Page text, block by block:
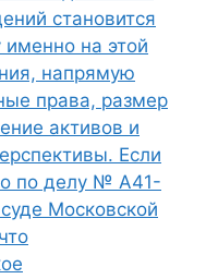
становится
на этой
напрямую
права, размер
активов и
Если
по делу № А41-
Московской